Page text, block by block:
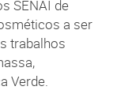
SENAI de
a ser
trabalhos
Verde.